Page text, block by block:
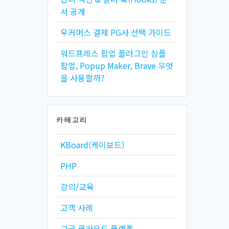
서 공개
우커머스 결제 PG사 선택 가이드
워드프레스 팝업 플러그인 심플
팝업, Popup Maker, Brave 무엇
을 사용할까?
카테고리
KBoard(케이보드)
PHP
강의/교육
고객 사례